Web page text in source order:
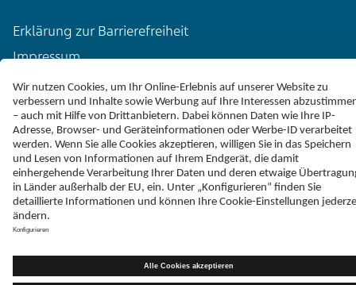
Erklärung zur Barrierefreiheit
Impressum
Liefer-AGB
Datenschutz
Haftungsausschluss
Follow Teva